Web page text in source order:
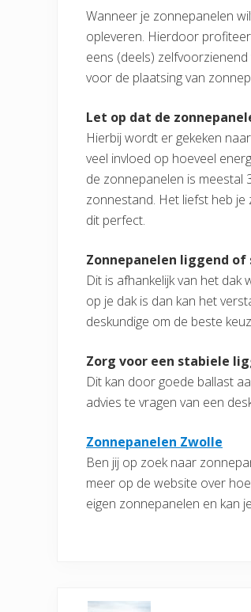
Wanneer je zonnepanelen
opleveren. Hierdoor
eens (deels)
voor de plaatsing van
Let op dat de
Hierbij wordt er gekeken
veel invloed op hoeveel
de zonnepanelen is meestal
zonnestand. Het liefst heb
dit perfect.
Zonnepanelen liggend
Dit is afhankelijk van het
op je dak is dan kan het
deskundige om de beste
Zorg voor een stabiele
Dit kan door goede ballast
advies te vragen van een
Zonnepanelen Zwolle
Ben jij op zoek naar
meer op de website over
eigen zonnepanelen en kan